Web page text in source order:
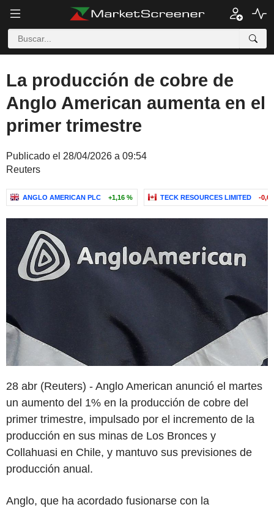
La producción de cobre de
Anglo American aumenta en el
primer trimestre
Publicado el 28/04/2026 a 09:54
Reuters
ANGLO AMERICAN PLC +1,16 % TECK RESOURCES LIMITED -
28 abr (Reuters) - Anglo American anunció el martes
un aumento del 1% en la producción de cobre del
primer trimestre, impulsado por el incremento de la
producción en sus minas de Los Bronces y
Collahuasi en Chile, y mantuvo sus previsiones de
producción anual.
Anglo, que ha acordado fusionarse con la